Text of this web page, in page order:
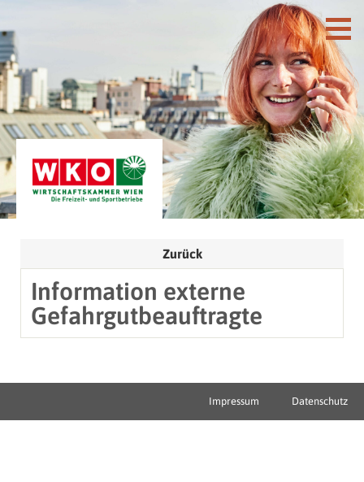
Zurück
Information externe
Gefahrgutbeauftragte
Impressum Datenschutz